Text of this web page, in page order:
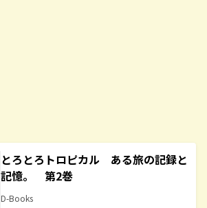
とろとろトロピカル ある旅の記録と
記憶。 第2巻
D-Books